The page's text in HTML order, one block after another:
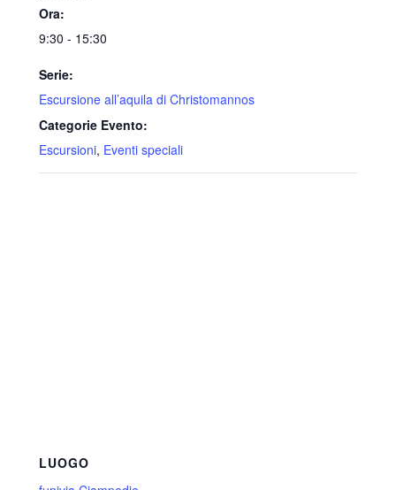
Ora:
9:30 - 15:30
Serie:
Escursione all’aquila di Christomannos
Categorie Evento:
Escursioni, Eventi speciali
LUOGO